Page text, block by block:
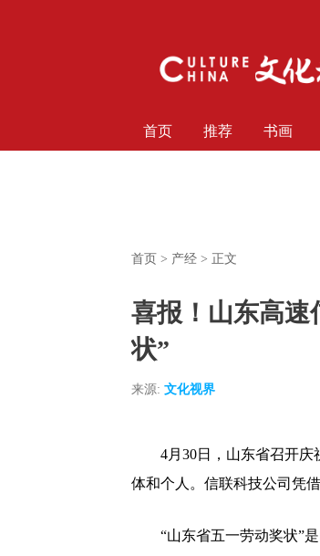
首页 推荐 书画
首页 > 产经 > 正文
喜报！山东高速
状”
来源: 文化视界
4月30日，山东省召开
体和个人。信联科技公司凭
“山东省五一劳动奖状”